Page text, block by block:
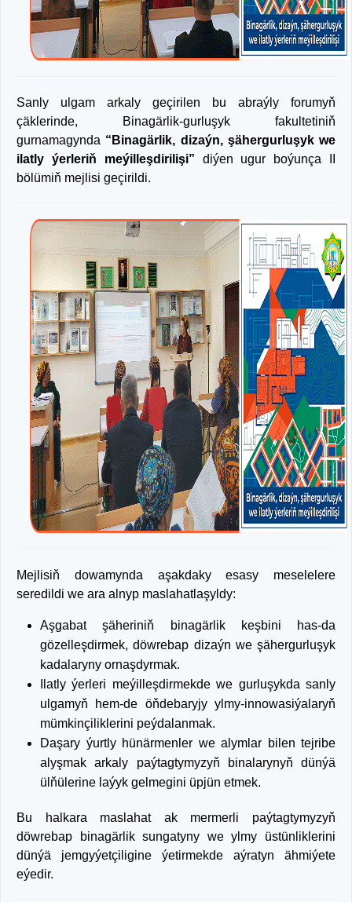
Sanly ulgam arkaly geçirilen bu abraýly forumyň
çäklerinde, Binagärlik-gurluşyk fakultetiniň
gurnamagynda “Binagärlik, dizaýn, şähergurluşyk we
ilatly ýerleriň meýilleşdirilişi” diýen ugur boýunça II
bölümiň mejlisi geçirildi.
Mejlisiň dowamynda aşakdaky esasy meselelere
seredildi we ara alnyp maslahatlaşyldy:
Aşgabat şäheriniň binagärlik keşbini has-da
gözelleşdirmek, döwrebap dizaýn we şähergurluşyk
kadalaryny ornaşdyrmak.
Ilatly ýerleri meýilleşdirmekde we gurluşykda sanly
ulgamyň hem-de öňdebaryjy ylmy-innowasiýalaryň
mümkinçiliklerini peýdalanmak.
Daşary ýurtly hünärmenler we alymlar bilen tejribe
alyşmak arkaly paýtagtymyzyň binalarynyň dünýä
ülňülerine laýyk gelmegini üpjün etmek.
Bu halkara maslahat ak mermerli paýtagtymyzyň
döwrebap binagärlik sungatyny we ylmy üstünliklerini
dünýä jemgyýetçiligine ýetirmekde aýratyn ähmiýete
eýedir.